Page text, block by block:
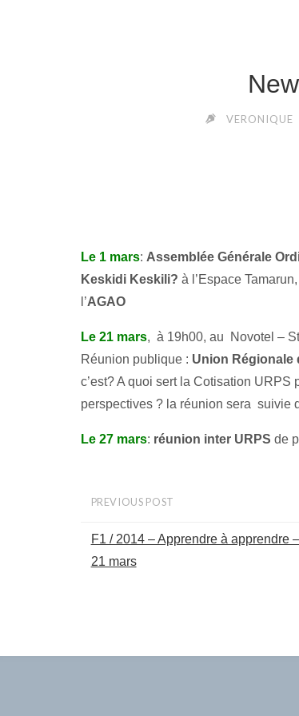
VERONIQUE
Le 1 mars: Assemblée Générale
Keskidi Keskili? à l’Espace
l’AGAO
Le 21 mars, à 19h00, au Novotel –
Réunion publique : Union Régionale
c’est? A quoi sert la Cotisation
perspectives ? la réunion sera suivie
Le 27 mars: réunion inter URPS de
PREVIOUS POST
F1 / 2014 – Apprendre à apprendre
21 mars